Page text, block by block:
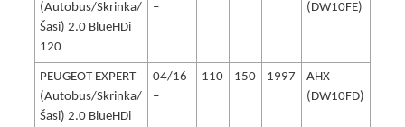
(Autobus/Skrinka/
Šasi) 2.0 BlueHDi
120
–
(DW10FE)
PEUGEOT EXPERT
(Autobus/Skrinka/
Šasi) 2.0 BlueHDi
04/16
–
110 150 1997
AHX
(DW10FD)